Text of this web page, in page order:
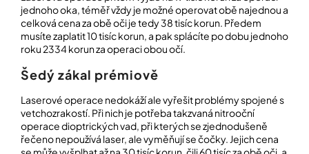
VAŠE
SLOVA,
NAŠE
INSPIRACE
ZÁBAVA,
KTERÁ
POSÍLÍ
PAMĚŤ
KONCENTRACI
jednoho oka, téměř vždy je možné operovat obě najednou a
celková cena za obě oči je tedy 38 tisíc korun. Předem
musíte zaplatit 10 tisíc korun, a pak splácíte po dobu jednoho
roku 2334 korun za operaci obou očí.
Šedý zákal prémiově
Laserové operace nedokáží ale vyřešit problémy spojené s
vetchozrakostí. Při nich je potřeba takzvaná nitrooční
operace dioptrických vad, při kterých se zjednodušeně
řečeno nepoužívá laser, ale vyměňují se čočky. Jejich cena
HLEDAT
D
o
p
o
u
č